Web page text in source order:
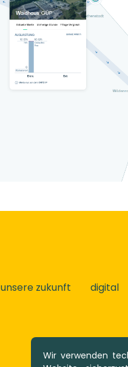
Wir verwenden
unsere zukunft digital